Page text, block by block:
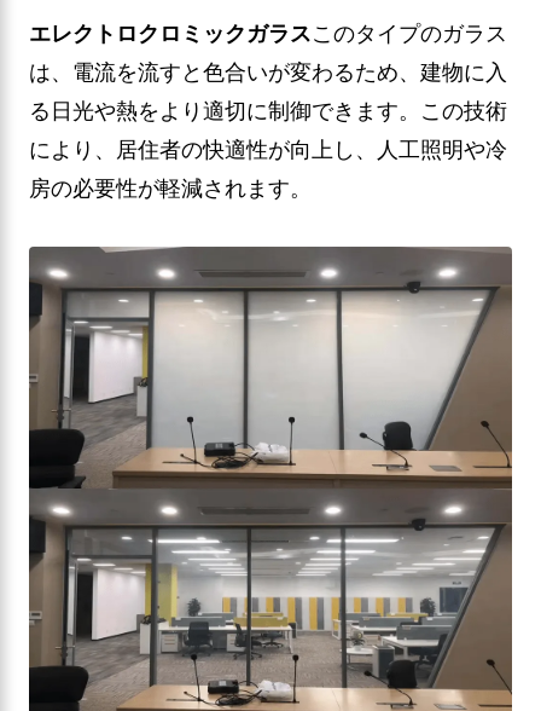
エレクトロクロミックガラスこのタイプのガラス
は、電流を流すと色合いが変わるため、建物に入
る日光や熱をより適切に制御できます。この技術
により、居住者の快適性が向上し、人工照明や冷
房の必要性が軽減されます。